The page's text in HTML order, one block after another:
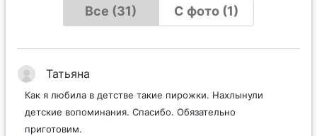
Все (31)
С фото (1)
Татьяна
Как я любила в детстве такие пирожки. Нахлынули
детские вопоминания. Спасибо. Обязательно
приготовим.